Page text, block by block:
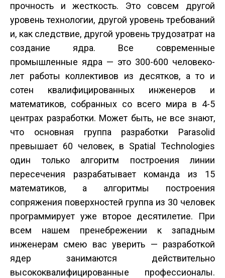
прочность и жесткость. Это совсем другой
уровень технологии, другой уровень требований
и, как следствие, другой уровень трудозатрат на
создание ядра. Все современные
промышленные ядра — это 300-600 человеко-
лет работы коллективов из десятков, а то и
сотен квалифицированных инженеров и
математиков, собранных со всего мира в 4-5
центрах разработки. Может быть, не все знают,
что основная группа разработки Parasolid
превышает 60 человек, в Spatial Technologies
один только алгоритм построения линии
пересечения разрабатывает команда из 15
математиков, а алгоритмы построения
сопряжения поверхностей группа из 30 человек
программирует уже второе десятилетие. При
всем нашем пренебрежении к западным
инженерам смею вас уверить — разработкой
ядер занимаются действительно
высококвалифицированные профессионалы.